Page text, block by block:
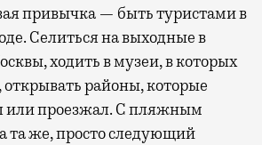
привычка — быть туристами в
Селиться на выходные в
ходить в музеи, в которых
районы, которые
или проезжал. С пляжным
та же, просто следующий